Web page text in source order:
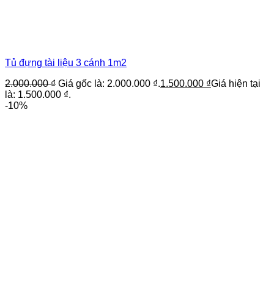
Tủ đựng tài liệu 3 cánh 1m2
2.000.000₫ Giá gốc là: 2.000.000 ₫.1.500.000 ₫Giá hiện tại
là: 1.500.000 ₫.
-10%